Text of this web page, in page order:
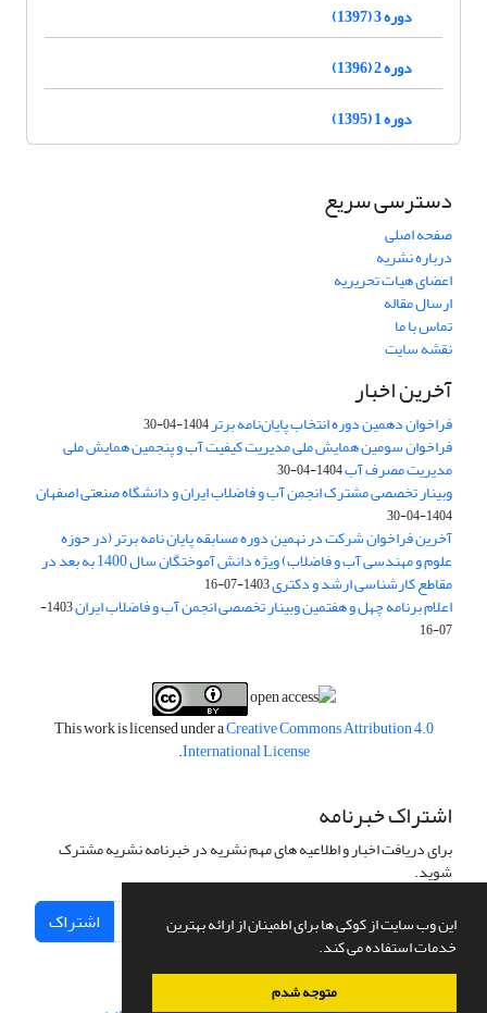
این وب سایت از کوکی ها برای اطمینان از ارائه بهترین
خدمات استفاده می کند.
متوجه شدم
دوره 3 (1397)
دوره 2 (1396)
دوره 1 (1395)
دسترسی سریع
صفحه اصلی
درباره نشریه
اعضای هیات تحریریه
ارسال مقاله
تماس با ما
نقشه سایت
آخرین اخبار
فراخوان دهمین دوره انتخاب پایان‌نامه برتر1404-04-30
فراخوان سومین همایش ملی مدیریت کیفیت آب و پنجمین همایش ملی
مدیریت مصرف آب1404-04-30
وبینار تخصصی مشترک انجمن آب و فاضلاب ایران و دانشگاه صنعتی اصفهان
1404-04-30
آخرین فراخوان شرکت در نهمین دوره مسابقه پایان نامه برتر (در حوزه
علوم و مهندسی آب و فاضلاب) ویژه دانش آموختگان سال 1400 به بعد در
مقاطع کارشناسی ارشد و دکتری1403-07-16
اعلام برنامه چهل و هفتمین وبینار تخصصی انجمن آب و فاضلاب ایران
1403-
07-16
This work is licensed under aCreative Commons Attribution 4.0
International License
.
اشتراک خبرنامه
برای دریافت اخبار و اطلاعیه های مهم نشریه در خبرنامه نشریه مشترک
شوید.
اشتراک